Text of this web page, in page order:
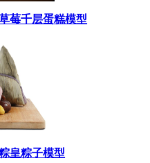
莓千层蛋糕模型
皇粽子模型